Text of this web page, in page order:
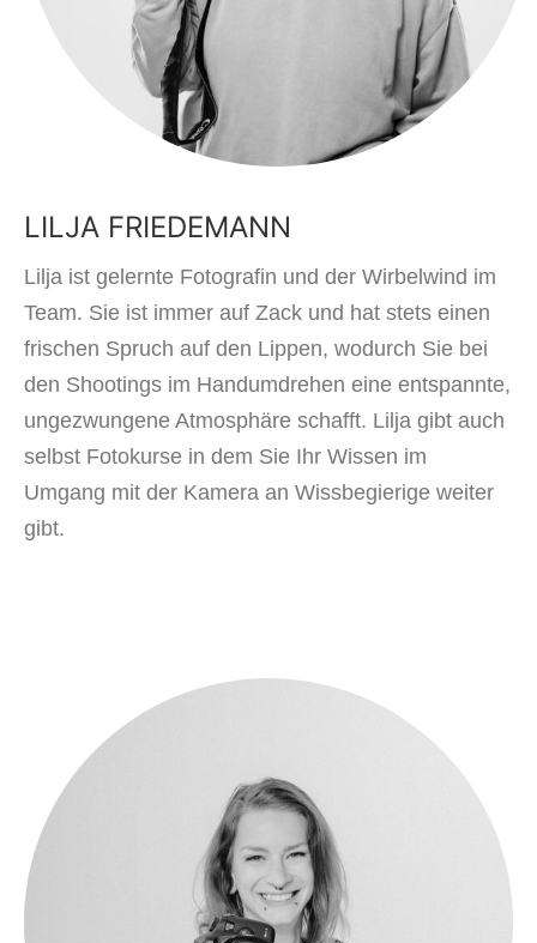
LILJA FRIEDEMANN
Lilja ist gelernte Fotografin und der Wirbelwind im
Team. Sie ist immer auf Zack und hat stets einen
frischen Spruch auf den Lippen, wodurch Sie bei
den Shootings im Handumdrehen eine entspannte,
ungezwungene Atmosphäre schafft. Lilja gibt auch
selbst Fotokurse in dem Sie Ihr Wissen im
Umgang mit der Kamera an Wissbegierige weiter
gibt.